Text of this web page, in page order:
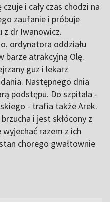
i cały czas chodzi na
zaufanie i próbuje
z dr Iwanowicz.
ordynatora oddziału
barze atrakcyjną Olę.
guz i lekarz
Następnego dnia
podstępu. Do szpitala -
- trafia także Arek.
i jest skłócony z
wyjechać razem z ich
chorego gwałtownie